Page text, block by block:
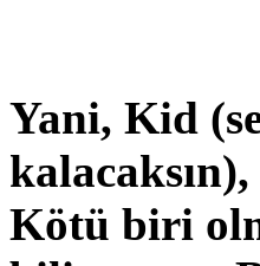
Yani, Kid
Kötü biri